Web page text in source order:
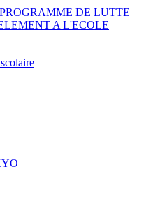
PROGRAMME DE LUTTE
A L'ECOLE